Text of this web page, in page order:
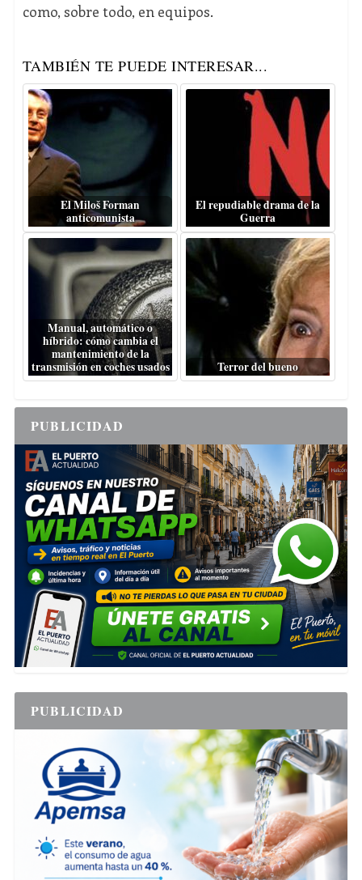
como, sobre todo, en equipos.
TAMBIÉN TE PUEDE INTERESAR...
El Miloš Forman
anticomunista
El repudiable drama de la
Guerra
Manual, automático o
híbrido: cómo cambia el
mantenimiento de la
transmisión en coches usados
Terror del bueno
PUBLICIDAD
PUBLICIDAD